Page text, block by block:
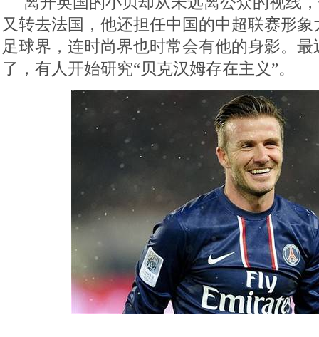
又转去法国，他还担任中国的中超联赛形
足球界，连时尚界也时常会有他的身影。
了，有人开始研究“贝克汉姆存在主义”。